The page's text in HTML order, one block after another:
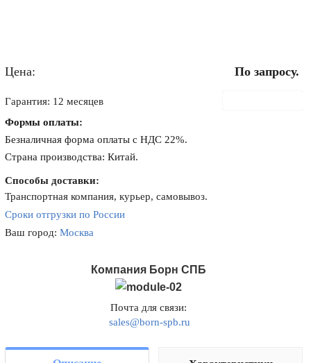
Цена: По запросу.
Гарантия: 12 месяцев
Формы оплаты:
Безналичная форма оплаты с НДС 22%.
Страна производства: Китай.
Способы доставки:
Транспортная компания, курьер, самовывоз.
Сроки отгрузки по России
Ваш город:Москва
Компания Борн СПБ
Почта для связи:
sales@born-spb.ru